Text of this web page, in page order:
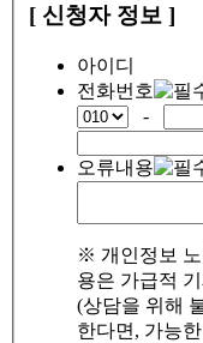
[ 신청자 정보 ]
아이디
전화번호
-
오류내용
※ 개인정보 노
용은 가급적
(상담을 위해
한다면, 가능